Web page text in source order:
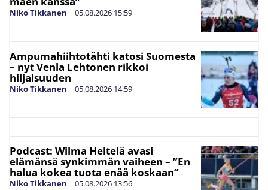
Niko Tikkanen | 05.08.2026 15:59
Ampumahiihtotähti katosi Suomesta
– nyt Venla Lehtonen rikkoi
hiljaisuuden
Niko Tikkanen | 05.08.2026 14:59
Podcast: Wilma Heltelä avasi
elämänsä synkimmän vaiheen – ”En
halua kokea tuota enää koskaan”
Niko Tikkanen | 05.08.2026 13:56